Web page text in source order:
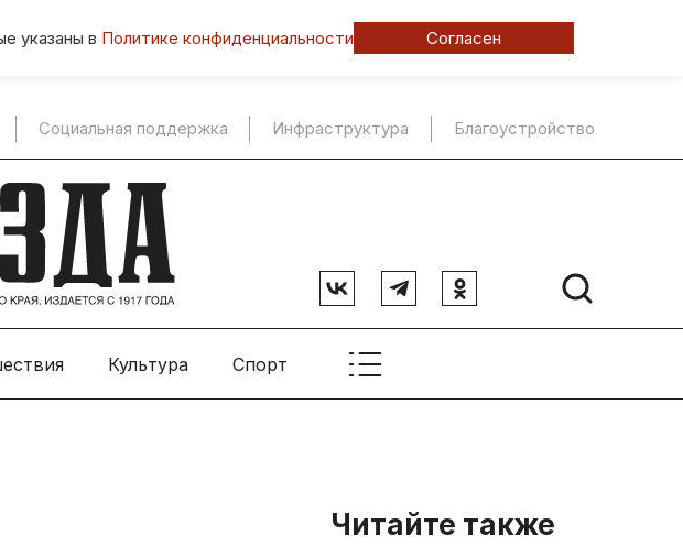
указаны в Политике конфиденциальности Согласен
Социальная поддержка Инфраструктура Благоустройство
Культура Спорт
Читайте также